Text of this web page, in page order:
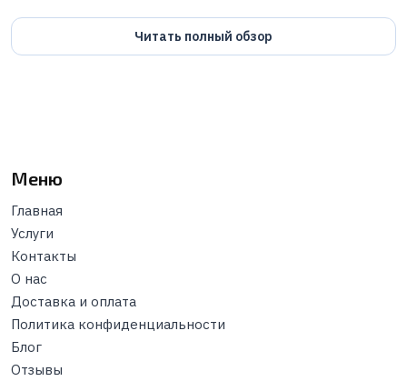
Читать полный обзор
Меню
Главная
Услуги
Контакты
О нас
Доставка и оплата
Политика конфиденциальности
Блог
Отзывы